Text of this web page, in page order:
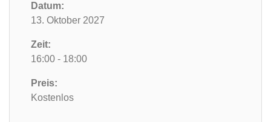
Datum:
13. Oktober 2027
Zeit:
16:00 - 18:00
Preis:
Kostenlos